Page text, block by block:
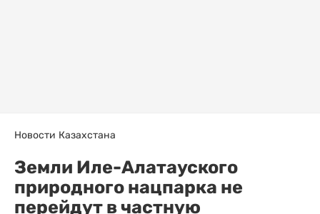
Новости Казахстана
Земли Иле-Алатауского
природного нацпарка не
перейдут в частную